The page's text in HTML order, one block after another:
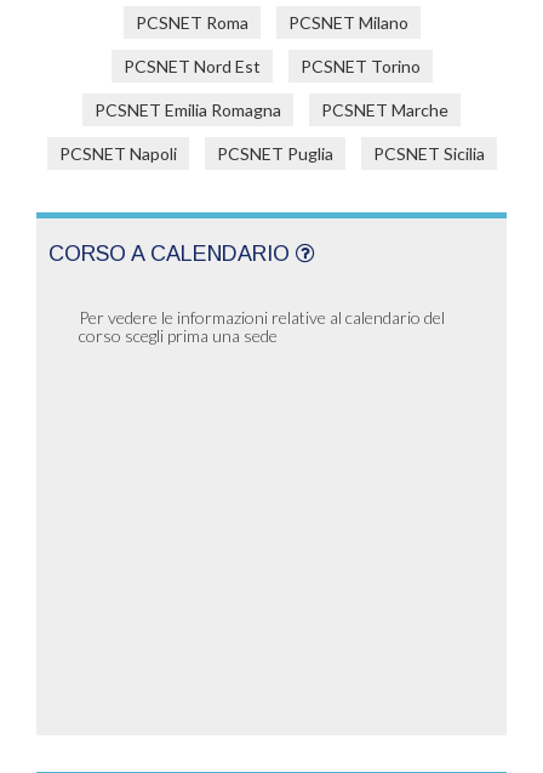
PCSNET Roma PCSNET Milano
PCSNET Nord Est PCSNET Torino
PCSNET Emilia Romagna PCSNET Marche
PCSNET Napoli PCSNET Puglia PCSNET Sicilia
CORSO A CALENDARIO
Per vedere le informazioni relative al calendario del
corso scegli prima una sede